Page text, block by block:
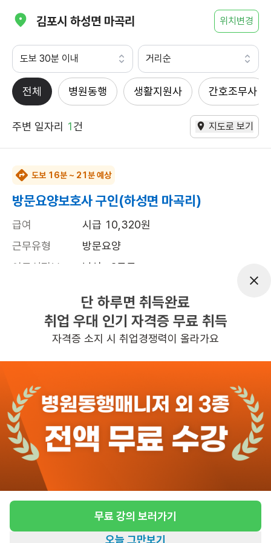
김포시 하성면 마곡리 위치변경
도보 30분 이내 거리순
전체 병원동행 생활지원사 간호조무사
주변 일자리 1건 지도로 보기
도보 16분 ~ 21분 예상
방문요양보호사 구인(하성면 마곡리)
급여
시급 10,320원
근무유형
방문요양
어르신정보
남성 · 3등급
평일 : (근무시간) (오전) 11시 00분 ~
(오후) 2시 00분, 주 5일 근무
관심 일자리정보 더보기
4일전등록
반경 3KM 이내의 일자리 확인하기
단 하루면 취득완료
취업 우대 인기 자격증 무료 취득
자격증 소지 시 취업경쟁력이 올라가요
무료 강의 보러가기
오늘 그만보기